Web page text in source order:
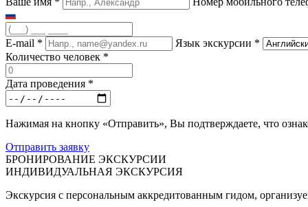
E-mail * Язык экскурсии *
Количество человек *
Дата проведения *
Нажимая на кнопку «Отправить», Вы подтверждаете, что
Отправить заявку
БРОНИРОВАНИЕ ЭКСКУРСИИ
ИНДИВИДУАЛЬНАЯ ЭКСКУРСИЯ
Экскурсия с персональным аккредитованным гидом,